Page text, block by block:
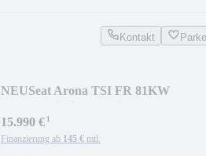
Kontakt
NEUSeat Arona TSI FR 81KW
15.990 €¹
Finanzierung ab 145 € mtl.